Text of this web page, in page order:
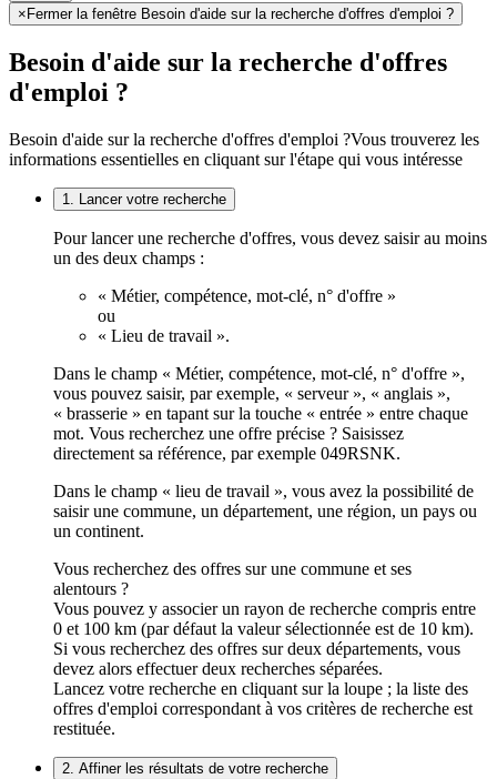
× Fermer la fenêtre Besoin d'aide sur la recherche d'offres d'emploi ?
Besoin d'aide sur la recherche d'offres
d'emploi ?
Besoin d'aide sur la recherche d'offres d'emploi ?Vous trouverez les
informations essentielles en cliquant sur l'étape qui vous intéresse
1. Lancer votre recherche
Pour lancer une recherche d'offres, vous devez saisir au moins
un des deux champs :
« Métier, compétence, mot-clé, n° d'offre »
ou
« Lieu de travail ».
Dans le champ « Métier, compétence, mot-clé, n° d'offre »,
vous pouvez saisir, par exemple, « serveur », « anglais »,
« brasserie » en tapant sur la touche « entrée » entre chaque
mot. Vous recherchez une offre précise ? Saisissez
directement sa référence, par exemple 049RSNK.
Dans le champ « lieu de travail », vous avez la possibilité de
saisir une commune, un département, une région, un pays ou
un continent.
Vous recherchez des offres sur une commune et ses
alentours ?
Vous pouvez y associer un rayon de recherche compris entre
0 et 100 km (par défaut la valeur sélectionnée est de 10 km).
Si vous recherchez des offres sur deux départements, vous
devez alors effectuer deux recherches séparées.
Lancez votre recherche en cliquant sur la loupe ; la liste des
offres d'emploi correspondant à vos critères de recherche est
restituée.
2. Affiner les résultats de votre recherche